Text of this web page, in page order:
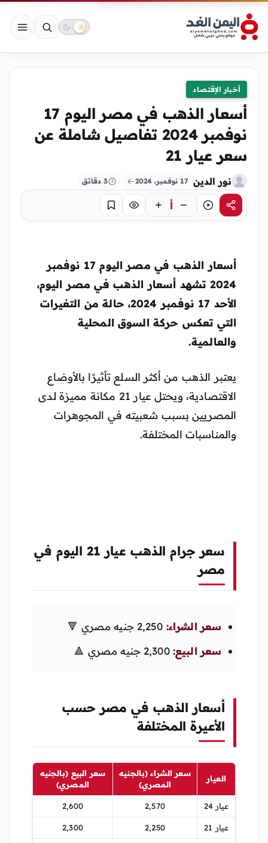
أخبار الإقتصاد
أسعار الذهب في مصر اليوم 17
نوفمبر 2024 تفاصيل شاملة عن
سعر عيار 21
نور الدين 17 نوفمبر، 2024 3 دقائق
مشاركةاستماع أ تركيز حفظ
أسعار الذهب في مصر اليوم 17 نوفمبر
2024 تشهد أسعار الذهب في مصر اليوم،
الأحد 17 نوفمبر 2024، حالة من التغيرات
التي تعكس حركة السوق المحلية
والعالمية.
يعتبر الذهب من أكثر السلع تأثيرًا بالأوضاع
الاقتصادية، ويحتل عيار 21 مكانة مميزة لدى
المصريين بسبب شعبيته في المجوهرات
والمناسبات المختلفة.
سعر جرام الذهب عيار 21 اليوم في
مصر
سعر الشراء:2,250 جنيه مصري 🔻
سعر البيع:2,300 جنيه مصري 🔺
أسعار الذهب في مصر حسب
الأعيرة المختلفة
العيار
سعر الشراء (بالجنيه
المصري)
سعر البيع (بالجنيه
المصري)
عيار 24 2,570
2,600
عيار 21 2,250
2,300